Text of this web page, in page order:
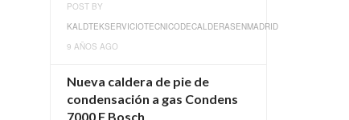
POST BY
KALDTEKSERVICIOTECNICODECALDERASENMADRID
9 AÑOS AGO
Nueva caldera de pie de
condensación a gas Condens
7000 F Bosch